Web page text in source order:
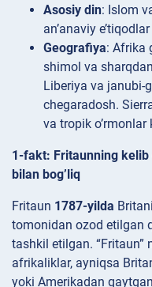
Asosiy din: Islom
an’anaviy
Geografiya: Afrika
shimol va
Liberiya va janubi-
chegaradosh.
va tropik
1-fakt: Fritaunning
bilan bog’liq
Fritaun 1787-yilda
tomonidan ozod etilgan
tashkil etilgan.
afrikaliklar, ayniqsa
yoki Amerikadan